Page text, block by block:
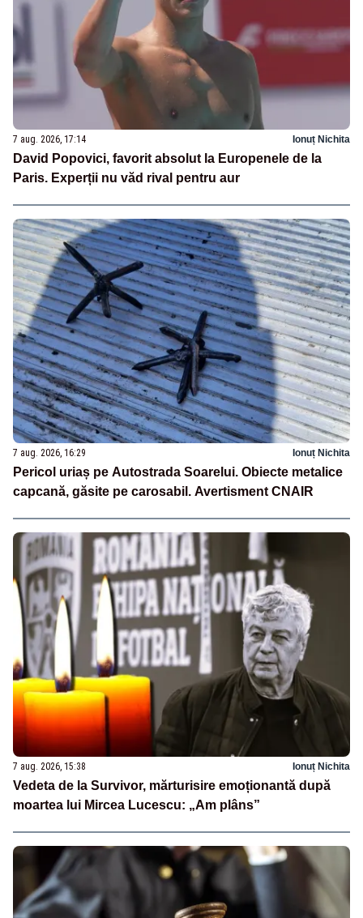
7 aug. 2026, 17:14 Ionuț Nichita
David Popovici, favorit absolut la Europenele de la
Paris. Experții nu văd rival pentru aur
7 aug. 2026, 16:29 Ionuț Nichita
Pericol uriaș pe Autostrada Soarelui. Obiecte metalice
capcană, găsite pe carosabil. Avertisment CNAIR
7 aug. 2026, 15:38 Ionuț Nichita
Vedeta de la Survivor, mărturisire emoționantă după
moartea lui Mircea Lucescu: „Am plâns”